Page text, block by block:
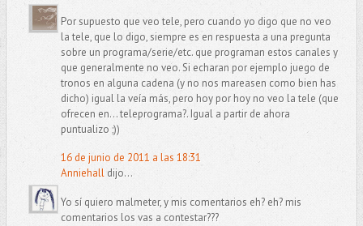
Por supuesto que veo tele, pero cuando yo digo que no veo
la tele, que lo digo, siempre es en respuesta a una pregunta
sobre un programa/serie/etc. que programan estos canales y
que generalmente no veo. Si echaran por ejemplo juego de
tronos en alguna cadena (y no nos mareasen como bien has
dicho) igual la veía más, pero hoy por hoy no veo la tele (que
ofrecen en... teleprograma?. Igual a partir de ahora
puntualizo ;))
16 de junio de 2011 a las 18:31
Anniehalldijo...
Yo sí quiero malmeter, y mis comentarios eh? eh? mis
comentarios los vas a contestar???